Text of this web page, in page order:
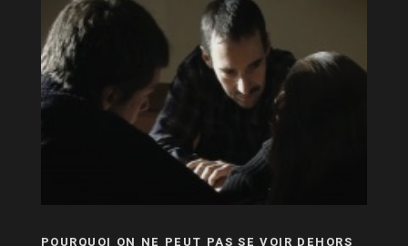
POURQUOI ON NE PEUT PAS SE VOIR DEHORS